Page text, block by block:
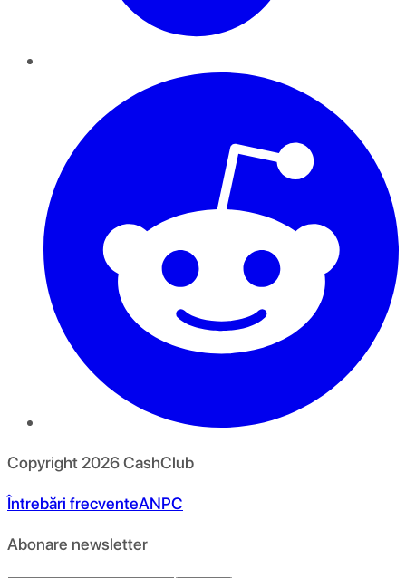
Copyright 2026CashClub
Întrebări frecventeANPC
Abonare newsletter